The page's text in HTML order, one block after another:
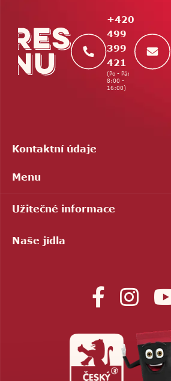
+420
499
399
421
(Po - Pá:
8:00 -
16:00)
Kontaktní údaje
Menu
Užitečné informace
Naše jídla